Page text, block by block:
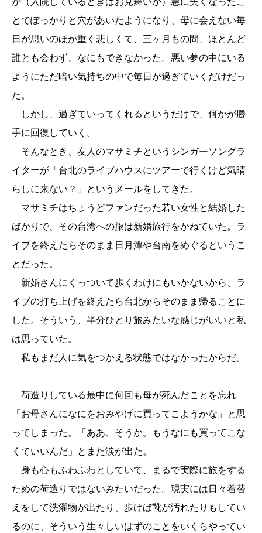
とでぽっかりと穴があいたようになり、母に会えない毎
日が思いのほか重く悲しくて、三ヶ月もの間、ほとんど
誰とも会わず、なにもできなかった。悪い夢の中にいる
ようにただ暗い気持ちの中で毎日が過ぎていくだけだっ
た。
しかし、過ぎていってくれるというだけで、何かが勝
手に回復していく。
そんなとき、友人のマサミチというシンガーソングラ
イターが「台北のライブハウスにツアーで行くけど気晴
らしに来ない？」というメールをしてきた。
マサミチはちょうどファンだった若い女性と結婚した
ばかりで、その台湾への旅は新婚旅行をかねていた。ラ
イブを終えたらそのまま日月潭や台南をめぐるというこ
とだった。
新婚さんにくっついて歩くわけにもいかないから、ラ
イブの打ち上げを終えたら台北からそのまま帰ることに
した。そういう、半分ひとり旅みたいな感じがいいと私
は思っていた。
私もまだ人に気をつかえる状態ではなかったからだ。
荷造りしている最中に何回も母が死んだことを忘れ
「お母さんになにをおみやげに買ってこようかな」と思
ってしまった。「ああ、そうか。もうなにも買ってこな
くていいんだ」とまた涙が出た。
身も心もふわふわとしていて、まるで実際に旅をする
ための荷造りではないみたいだった。現実には日々着替
えをして洗濯物が出たり、歩けば靴が汚れたりもしてい
るのに、そういう生々しいはずのことをいくらやってい